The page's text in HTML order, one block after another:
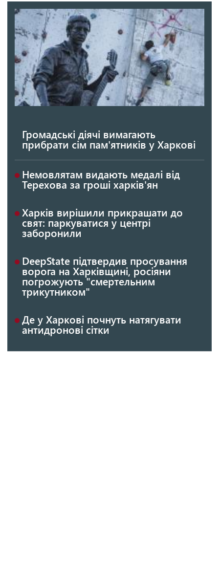
Громадські діячі вимагають
прибрати сім пам'ятників у Харкові
Немовлятам видають медалі від
Терехова за гроші харків'ян
Харків вирішили прикрашати до
свят: паркуватися у центрі
заборонили
DeepState підтвердив просування
ворога на Харківщині, росіяни
погрожують "смертельним
трикутником"
Де у Харкові почнуть натягувати
антидронові сітки